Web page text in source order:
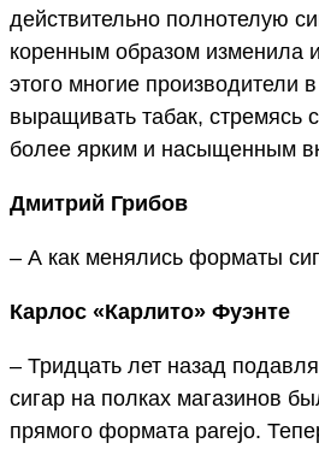
действительно полнотелую
коренным образом изменила
этого многие производители
выращивать табак, стремясь
более ярким и насыщенным
Дмитрий Грибов
– А как менялись форматы
Карлос «Карлито» Фуэнте
– Тридцать лет назад
сигар на полках магазинов
прямого формата parejo.